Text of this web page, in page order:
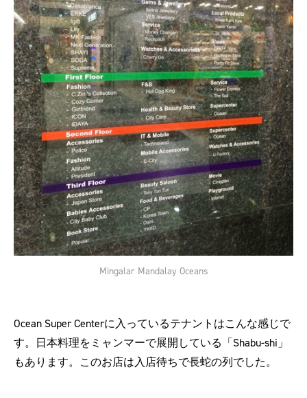
Mingalar Mandalay Oceans
Ocean Super Centerに入っているテナントはこんな感じで
す。日本料理をミャンマーで展開している「Shabu-shi」
もあります。このお店は入店待ちで長蛇の列でした。